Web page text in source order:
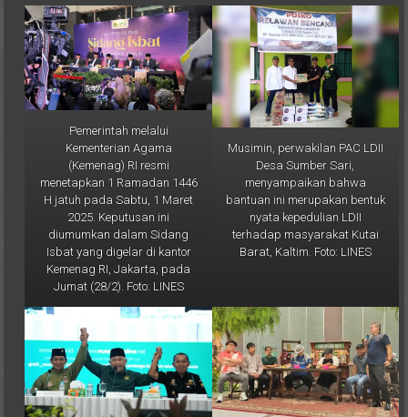
Pemerintah melalui
Kementerian Agama
(Kemenag) RI resmi
menetapkan 1 Ramadan 1446
H jatuh pada Sabtu, 1 Maret
2025. Keputusan ini
diumumkan dalam Sidang
Isbat yang digelar di kantor
Kemenag RI, Jakarta, pada
Jumat (28/2). Foto: LINES
Musimin, perwakilan PAC LDII
Desa Sumber Sari,
menyampaikan bahwa
bantuan ini merupakan bentuk
nyata kepedulian LDII
terhadap masyarakat Kutai
Barat, Kaltim. Foto: LINES